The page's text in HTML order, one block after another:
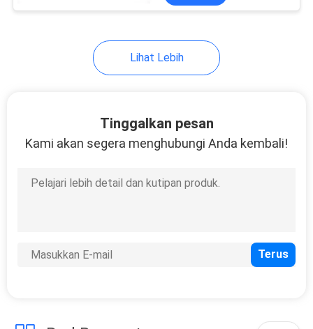
Penutupan serat
Lihat Lebih
Tinggalkan pesan
Kami akan segera menghubungi Anda kembali!